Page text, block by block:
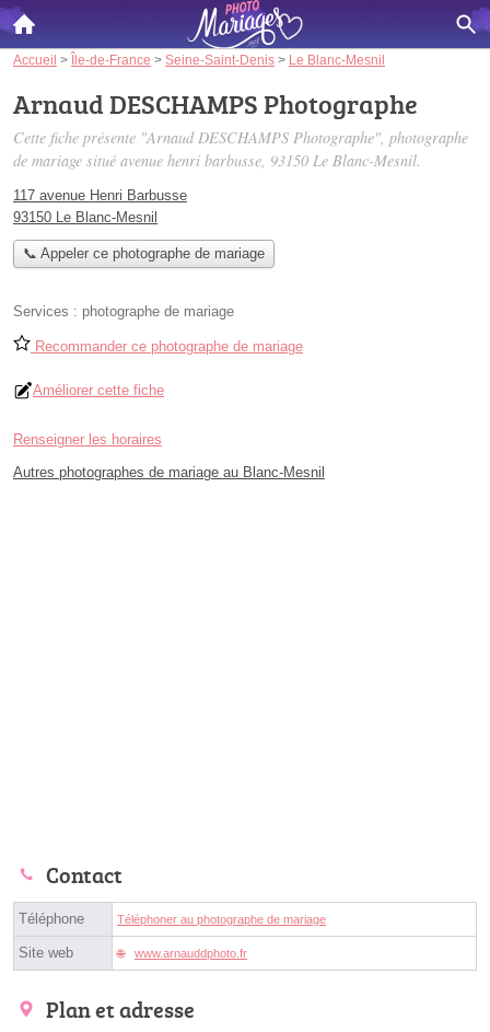
Accueil > Île-de-France > Seine-Saint-Denis > Le Blanc-Mesnil
Arnaud DESCHAMPS Photographe
Cette fiche présente "Arnaud DESCHAMPS Photographe", photographe
de mariage situé avenue henri barbusse, 93150 Le Blanc-Mesnil.
117 avenue Henri Barbusse
93150 Le Blanc-Mesnil
📞 Appeler ce photographe de mariage
Services : photographe de mariage
Recommander ce photographe de mariage
Améliorer cette fiche
Renseigner les horaires
Autres photographes de mariage au Blanc-Mesnil
Contact
Téléphone Téléphoner au photographe de mariage
Site web www.arnauddphoto.fr
Plan et adresse